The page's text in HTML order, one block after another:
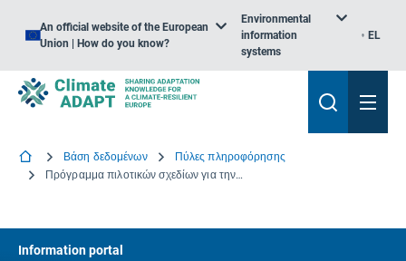
An official website of the European
Union | How do you know?
Environmental
information
systems
EL
Βάση δεδομένων
Πύλες πληροφόρησης
Πρόγραμμα πιλοτικών σχεδίων για την προσαρμογή στην κλιματική αλλαγή σε διασυνοριακές λεκάνες στο πλαίσιο της σύμβασης της ΟΕΕ/ΗΕ για τα ύδατα
Information portal